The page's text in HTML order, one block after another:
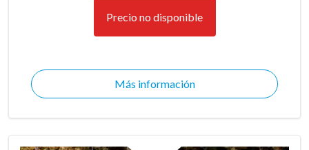
Precio no disponible
Más información